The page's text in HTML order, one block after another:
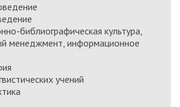
библиографическая культура,
менеджмент, информационное
учений